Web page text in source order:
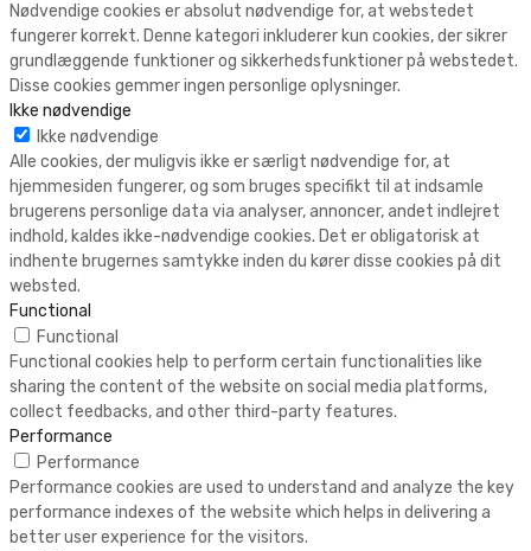
Nødvendige cookies er absolut nødvendige for, at webstedet
fungerer korrekt. Denne kategori inkluderer kun cookies, der sikrer
grundlæggende funktioner og sikkerhedsfunktioner på webstedet.
Disse cookies gemmer ingen personlige oplysninger.
Ikke nødvendige
Ikke nødvendige
Alle cookies, der muligvis ikke er særligt nødvendige for, at
hjemmesiden fungerer, og som bruges specifikt til at indsamle
brugerens personlige data via analyser, annoncer, andet indlejret
indhold, kaldes ikke-nødvendige cookies. Det er obligatorisk at
indhente brugernes samtykke inden du kører disse cookies på dit
websted.
Functional
Functional
Functional cookies help to perform certain functionalities like
sharing the content of the website on social media platforms,
collect feedbacks, and other third-party features.
Performance
Performance
Performance cookies are used to understand and analyze the key
performance indexes of the website which helps in delivering a
better user experience for the visitors.